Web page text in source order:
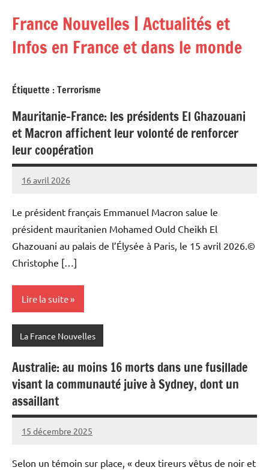
contenu
France Nouvelles | Actualités et
Infos en France et dans le monde
Étiquette :Terrorisme
Mauritanie-France: les présidents El Ghazouani
et Macron affichent leur volonté de renforcer
leur coopération
16 avril 2026
Admins
Le président français Emmanuel Macron salue le
président mauritanien Mohamed Ould Cheikh El
Ghazouani au palais de l’Élysée à Paris, le 15 avril 2026.©
Christophe […]
Lire la suite
La France Nouvelles
Australie: au moins 16 morts dans une fusillade
visant la communauté juive à Sydney, dont un
assaillant
15 décembre 2025
Admins
Selon un témoin sur place, « deux tireurs vêtus de noir et